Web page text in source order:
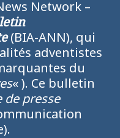
Network –
(BIA-ANN), qui
adventistes
du
« ). Ce bulletin
de presse